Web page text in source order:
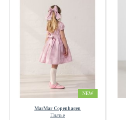
NEW
MarMar Copenhagen
Платье